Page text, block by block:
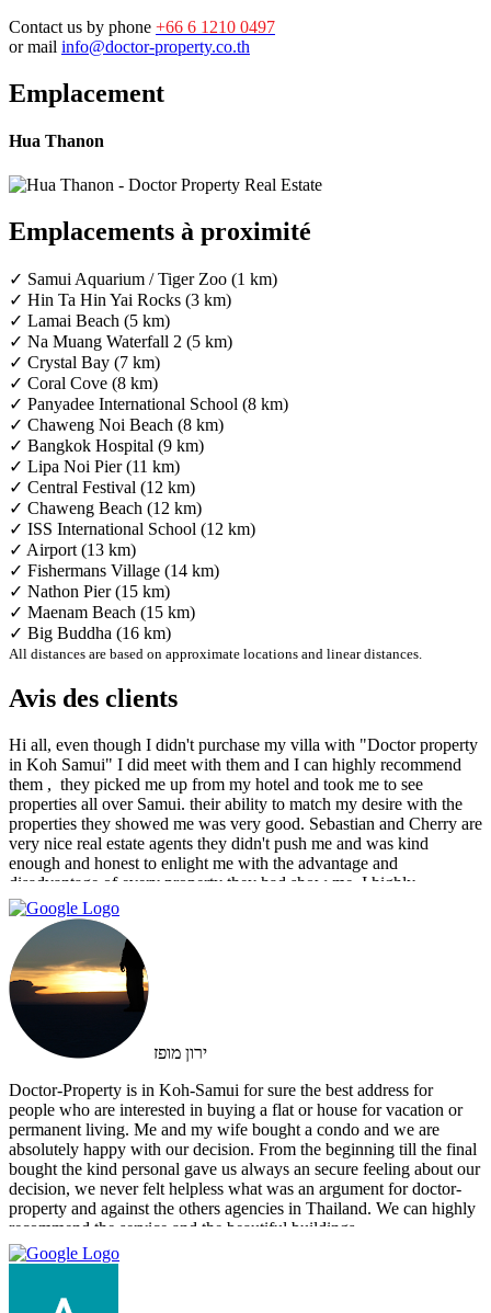
Contact us by phone +66 6 1210 0497
or mail info@doctor-property.co.th
Emplacement
Hua Thanon
Emplacements à proximité
✓ Samui Aquarium / Tiger Zoo (1 km)
✓ Hin Ta Hin Yai Rocks (3 km)
✓ Lamai Beach (5 km)
✓ Na Muang Waterfall 2 (5 km)
✓ Crystal Bay (7 km)
✓ Coral Cove (8 km)
✓ Panyadee International School (8 km)
✓ Chaweng Noi Beach (8 km)
✓ Bangkok Hospital (9 km)
✓ Lipa Noi Pier (11 km)
✓ Central Festival (12 km)
✓ Chaweng Beach (12 km)
✓ ISS International School (12 km)
✓ Airport (13 km)
✓ Fishermans Village (14 km)
✓ Nathon Pier (15 km)
✓ Maenam Beach (15 km)
✓ Big Buddha (16 km)
All distances are based on approximate locations and linear distances.
Avis des clients
Hi all, even though I didn't purchase my villa with "Doctor property
in Koh Samui" I did meet with them and I can highly recommend
them , ‏ they picked me up from my hotel and took me to see
properties all over Samui. their ability to match my desire with the
properties they showed me was very good. Sebastian and Cherry are
very nice real estate agents they didn't push me and was kind
enough and honest to enlight me with the advantage and
disadvantage of every property they had show me. I highly
recommend them and I hope that we can do business in the future
ירון מופז
Doctor-Property is in Koh-Samui for sure the best address for
people who are interested in buying a flat or house for vacation or
permanent living. Me and my wife bought a condo and we are
absolutely happy with our decision. From the beginning till the final
bought the kind personal gave us always an secure feeling about our
decision, we never felt helpless what was an argument for doctor-
property and against the others agencies in Thailand. We can highly
recommend the service and the beautiful buildings.